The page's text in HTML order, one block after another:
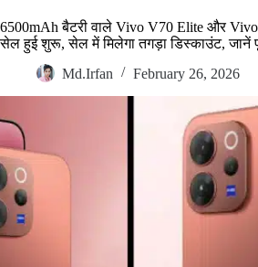
6500mAh बैटरी वाले Vivo V70 Elite और
सेल हुई शुरू, सेल में मिलेगा तगड़ा डिस्काउंट, जानें
Md.Irfan
February 26, 2026